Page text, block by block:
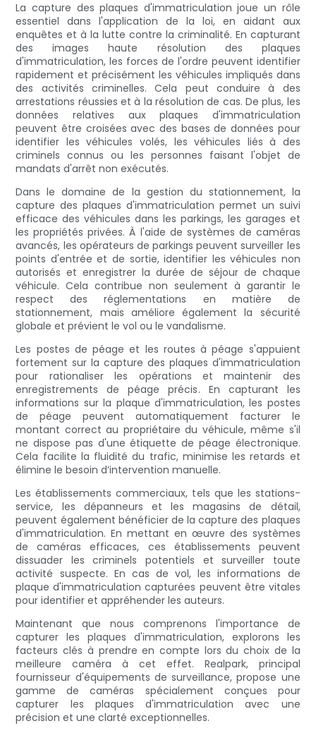
La capture des plaques d'immatriculation joue un rôle
essentiel dans l'application de la loi, en aidant aux
enquêtes et à la lutte contre la criminalité. En capturant
des images haute résolution des plaques
d'immatriculation, les forces de l'ordre peuvent identifier
rapidement et précisément les véhicules impliqués dans
des activités criminelles. Cela peut conduire à des
arrestations réussies et à la résolution de cas. De plus, les
données relatives aux plaques d'immatriculation
peuvent être croisées avec des bases de données pour
identifier les véhicules volés, les véhicules liés à des
criminels connus ou les personnes faisant l'objet de
mandats d'arrêt non exécutés.
Dans le domaine de la gestion du stationnement, la
capture des plaques d'immatriculation permet un suivi
efficace des véhicules dans les parkings, les garages et
les propriétés privées. À l'aide de systèmes de caméras
avancés, les opérateurs de parkings peuvent surveiller les
points d'entrée et de sortie, identifier les véhicules non
autorisés et enregistrer la durée de séjour de chaque
véhicule. Cela contribue non seulement à garantir le
respect des réglementations en matière de
stationnement, mais améliore également la sécurité
globale et prévient le vol ou le vandalisme.
Les postes de péage et les routes à péage s'appuient
fortement sur la capture des plaques d'immatriculation
pour rationaliser les opérations et maintenir des
enregistrements de péage précis. En capturant les
informations sur la plaque d'immatriculation, les postes
de péage peuvent automatiquement facturer le
montant correct au propriétaire du véhicule, même s'il
ne dispose pas d'une étiquette de péage électronique.
Cela facilite la fluidité du trafic, minimise les retards et
élimine le besoin d’intervention manuelle.
Les établissements commerciaux, tels que les stations-
service, les dépanneurs et les magasins de détail,
peuvent également bénéficier de la capture des plaques
d'immatriculation. En mettant en œuvre des systèmes
de caméras efficaces, ces établissements peuvent
dissuader les criminels potentiels et surveiller toute
activité suspecte. En cas de vol, les informations de
plaque d'immatriculation capturées peuvent être vitales
pour identifier et appréhender les auteurs.
Maintenant que nous comprenons l'importance de
capturer les plaques d'immatriculation, explorons les
facteurs clés à prendre en compte lors du choix de la
meilleure caméra à cet effet. Realpark, principal
fournisseur d'équipements de surveillance, propose une
gamme de caméras spécialement conçues pour
capturer les plaques d'immatriculation avec une
précision et une clarté exceptionnelles.